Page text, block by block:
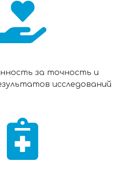
за точность и
исследований